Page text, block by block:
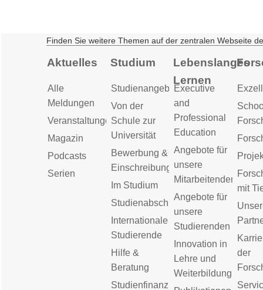
Finden Sie weitere Themen auf der zentralen Webseite
Aktuelles
Alle
Meldungen
Veranstaltungen
Magazin
Podcasts
Serien
Studium
Studienangebot
Von der
Schule zur
Universität
Bewerbung &
Einschreibung
Im Studium
Studienabschluss
Internationale
Studierende
Hilfe &
Beratung
Studienfinanzierung
Lebenslanges
Lernen
Executive
and
Professional
Education
Angebote für
unsere
Mitarbeitenden
Angebote für
unsere
Studierenden
Innovation in
Lehre und
Weiterbildung
mit
der